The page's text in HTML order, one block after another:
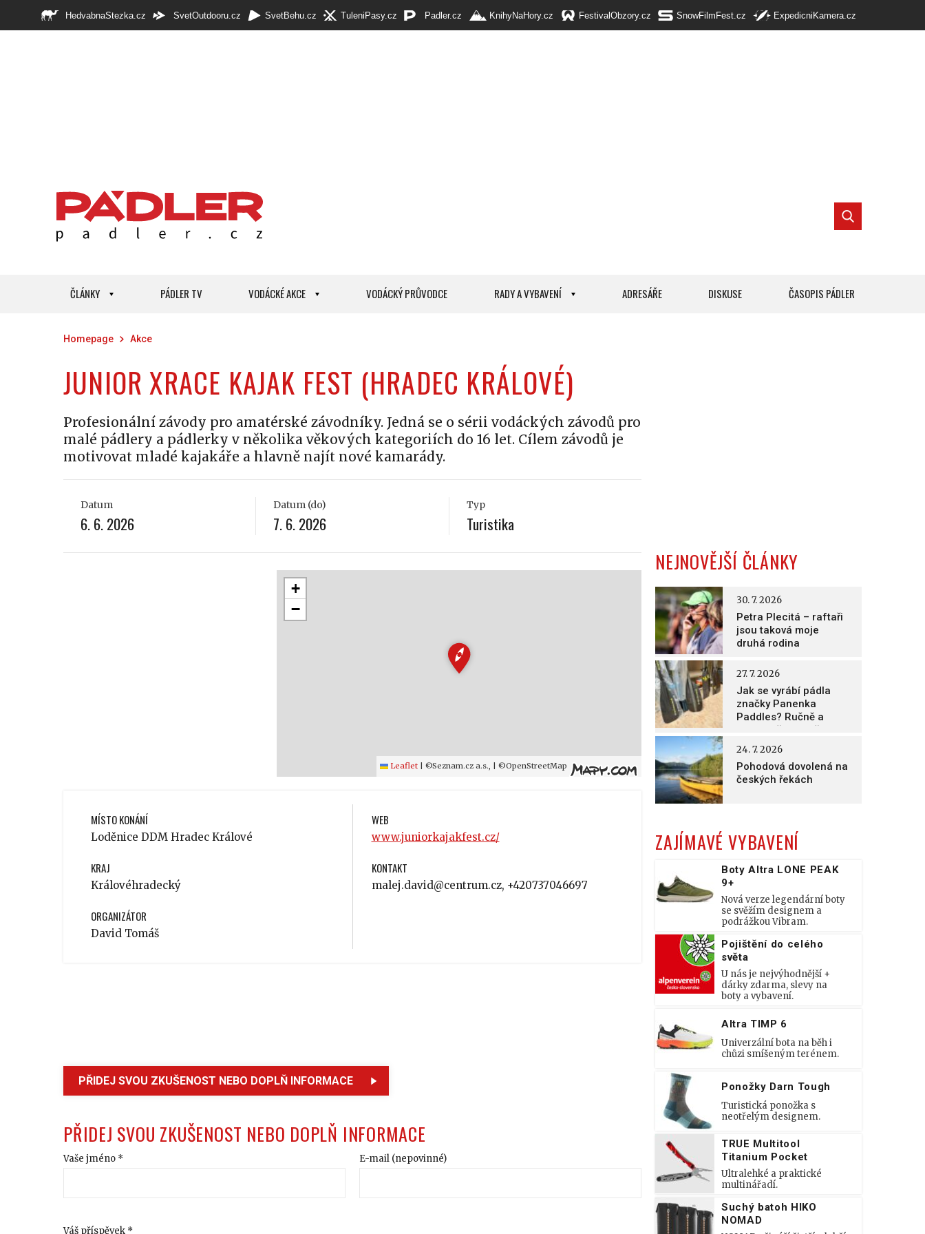
HedvabnaStezka.cz SvetOutdooru.cz SvetBehu.cz TuleniPasy.cz Padler.cz KnihyNaHory.cz FestivalObzory.cz SnowFilmFest.cz ExpedicniKamera.cz
ČLÁNKY PÁDLER TV VODÁCKÉ AKCE VODÁCKÝ PRŮVODCE RADY A VYBAVENÍ ADRESÁŘE DISKUSE ČASOPIS PÁDLER
Homepage Akce
JUNIOR XRACE KAJAK FEST (HRADEC KRÁLOVÉ)
Profesionální závody pro amatérské závodníky. Jedná se o sérii vodáckých závodů pro
malé pádlery a pádlerky v několika věkových kategoriích do 16 let. Cílem závodů je
motivovat mladé kajakáře a hlavně najít nové kamarády.
Datum
6. 6. 2026
Datum (do)
7. 6. 2026
Typ
Turistika
+
−
Leaflet ©Seznam.cz a.s., | ©OpenStreetMap
MÍSTO KONÁNÍ
Loděnice DDM Hradec Králové
KRAJ
Královéhradecký
ORGANIZÁTOR
David Tomáš
WEB
www.juniorkajakfest.cz/
KONTAKT
malej.david@centrum.cz, +420737046697
PŘIDEJ SVOU ZKUŠENOST NEBO DOPLŇ INFORMACE
PŘIDEJ SVOU ZKUŠENOST NEBO DOPLŇ INFORMACE
Vaše jméno * E-mail (nepovinné)
Váš příspěvek *
NEJNOVĚJŠÍ ČLÁNKY
Petra Plecitá – raftaři
jsou taková moje
druhá rodina
30. 7. 2026
Jak se vyrábí pádla
značky Panenka
Paddles? Ručně a
nesmírně poctivě!
27. 7. 2026
Pohodová dovolená na
českých řekách
24. 7. 2026
ZAJÍMAVÉ VYBAVENÍ
Boty Altra LONE PEAK
9+
Nová verze legendární boty
se svěžím designem a
podrážkou Vibram.
Pojištění do celého
světa
U nás je nejvýhodnější +
dárky zdarma, slevy na
boty a vybavení.
Altra TIMP 6
Univerzální bota na běh i
chůzi smíšeným terénem.
Ponožky Darn Tough
Turistická ponožka s
neotřelým designem.
TRUE Multitool
Titanium Pocket
Ultralehké a praktické
multinářadí.
Suchý batoh HIKO
NOMAD